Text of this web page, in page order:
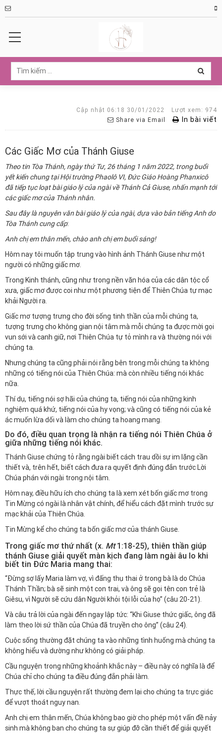
Cập nhật 06:18 30/01/2022
Lượt xem: 974
Share via Email
In bài viết
Các Giấc Mơ của Thánh Giuse
Theo tin Tòa Thánh, ngày thứ Tư, 26 tháng 1 năm 2022, trong buổi
yết kiến chung tại Hội trường Phaolô VI, Đức Giáo Hoàng Phanxicô
đã tiếp tục loạt bài giáo lý của ngài về Thánh Cả Giuse, nhấn mạnh tới
các giấc mơ của Thánh nhân.
Sau đây là nguyên văn bài giáo lý của ngài, dựa vào bản tiếng Anh do
Tòa Thánh cung cấp:
Anh chị em thân mến, chào anh chị em buổi sáng!
Hôm nay tôi muốn tập trung vào hình ảnh Thánh Giuse như một
người có những giấc mơ.
Trong Kinh thánh, cũng như trong nền văn hóa của các dân tộc cổ
xưa, giấc mơ được coi như một phương tiện để Thiên Chúa tự mạc
khải Người ra.
Giấc mơ tượng trưng cho đời sống tinh thần của mỗi chúng ta,
tượng trưng cho không gian nội tâm mà mỗi chúng ta được mời gọi
vun sới và canh giữ, nơi Thiên Chúa tự tỏ mình ra và thường nói với
chúng ta.
Nhưng chúng ta cũng phải nói rằng bên trong mỗi chúng ta không
những có tiếng nói của Thiên Chúa: mà còn nhiều tiếng nói khác
nữa.
Thí dụ, tiếng nói sợ hãi của chúng ta, tiếng nói của những kinh
nghiệm quá khứ, tiếng nói của hy vọng; và cũng có tiếng nói của kẻ
ác muốn lừa dối và làm cho chúng ta hoang mang.
Do đó, điều quan trọng là nhận ra tiếng nói Thiên Chúa ở
giữa những tiếng nói khác.
Thánh Giuse chứng tỏ rằng ngài biết cách trau dồi sự im lặng cần
thiết và, trên hết, biết cách đưa ra quyết định đúng đắn trước Lời
Chúa phán với ngài trong nội tâm.
Hôm nay, điều hữu ích cho chúng ta là xem xét bốn giấc mơ trong
Tin Mừng có ngài là nhân vật chính, để hiểu cách đặt mình trước sự
mạc khải của Thiên Chúa.
Tin Mừng kể cho chúng ta bốn giấc mơ của thánh Giuse.
Trong giấc mơ thứ nhất (x. Mt1:18-25), thiên thần giúp
thánh Giuse giải quyết màn kịch đang làm ngài âu lo khi
biết tin Đức Maria mang thai:
“Đừng sợ lấy Maria làm vợ, vì đấng thụ thai ở trong bà là do Chúa
Thánh Thần; bà sẽ sinh một con trai, và ông sẽ gọi tên con trẻ là
Giêsu, vì Người sẽ cứu dân Người khỏi tội lỗi của họ” (câu 20-21).
Và câu trả lời của ngài đến ngay lập tức: “Khi Giuse thức giấc, ông đã
làm theo lời sứ thần của Chúa đã truyền cho ông” (câu 24).
Cuộc sống thường đặt chúng ta vào những tình huống mà chúng ta
không hiểu và dường như không có giải pháp.
Cầu nguyện trong những khoảnh khắc này – điều này có nghĩa là để
Chúa chỉ cho chúng ta điều đúng đắn phải làm.
Thực thế, lời cầu nguyện rất thường đem lại cho chúng ta trực giác
để vượt thoát nguy nan.
Anh chị em thân mến, Chúa không bao giờ cho phép một vấn đề nảy
sinh mà không ban cho chúng ta sự giúp đỡ cần thiết để giải quyết